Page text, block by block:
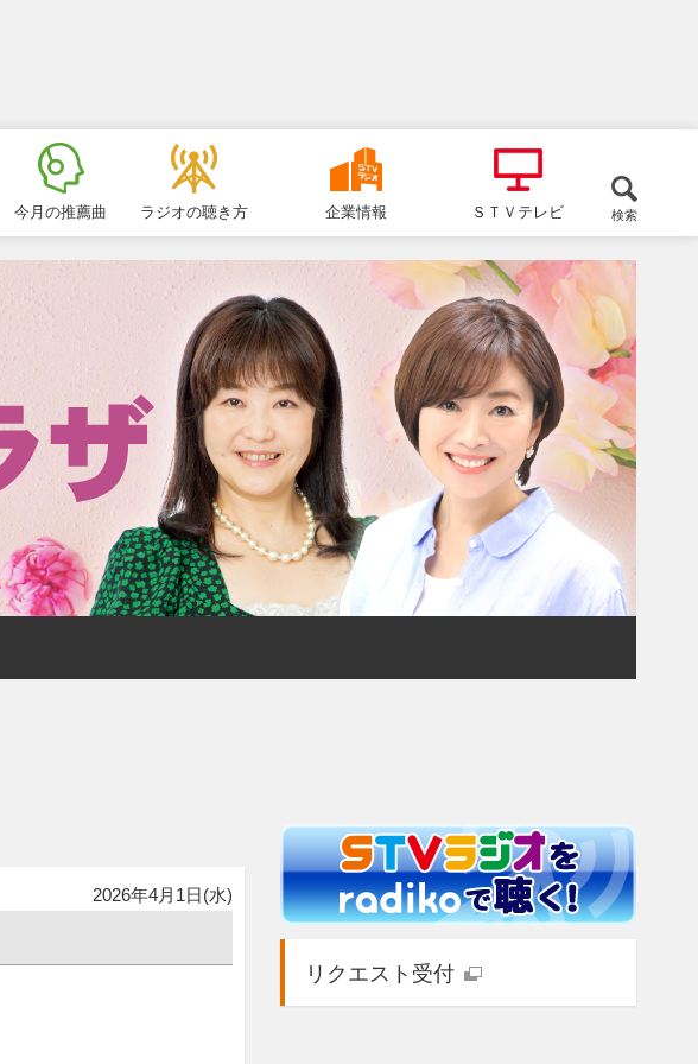
今月の推薦曲 ラジオの聴き方 企業情報 ＳＴＶテレビ 検索
2026年4月1日(水)
リクエスト受付